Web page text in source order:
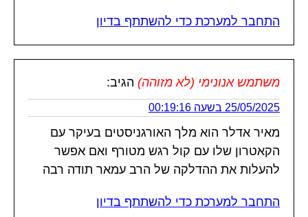
התחבר למערכת כדי להשתתף בדיון
משתמש אנונימי (לא מזוהה) הגיב:
25/05/2025 בשעה 00:19:16
מאיר אדלר הוא מלך האורגניסטים בעיקר עם
הקאטרון שלו עם קול רגש מטורף ואם אפשר
להעלות את ההדלקה של הרב עמאר תודה רבה
התחבר למערכת כדי להשתתף בדיון